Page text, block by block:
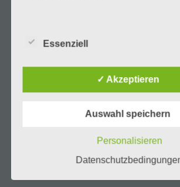
English
Die Datenschutzerklärung beruht auf
der Datenschutz-Grundverordnung
verwendet wurden. Unsere
unsere Kunden und Geschäftspartner
lesbar und verständlich sein. Um dies
Begrifflichkeiten erläutern.
unter anderem die folgenden
Essenziell
✓ Akzeptieren
Auswahl speichern
Personalisieren